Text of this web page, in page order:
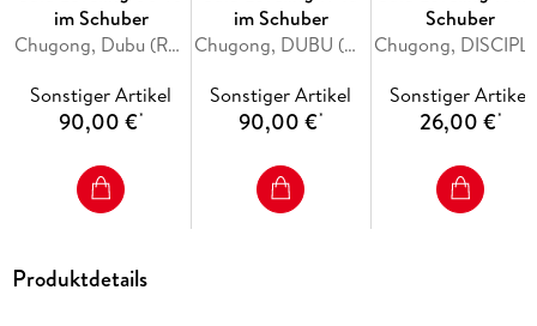
im Schuber
Chugong, Dubu (Redice Studio), H-Goon
Sonstiger Artikel
90,00 €*
im Schuber
Chugong, DUBU (REDICE STUDIO), h-goon, DISCIPLES (REDICE STUDIO)
Sonstiger Artikel
90,00 €*
Schuber
Sonstiger Artikel
26,00 €*
Produktdetails